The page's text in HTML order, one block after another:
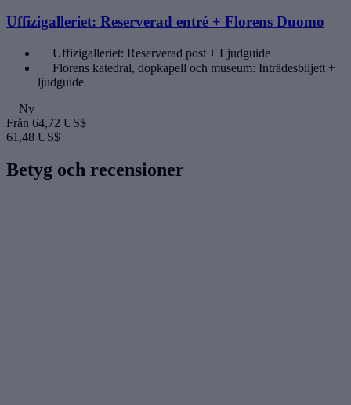
Uffizigalleriet: Reserverad entré + Florens Duomo
Uffizigalleriet: Reserverad post + Ljudguide
Florens katedral, dopkapell och museum: Inträdesbiljett +
ljudguide
Ny
Från 64,72 US$
61,48 US$
Betyg och recensioner